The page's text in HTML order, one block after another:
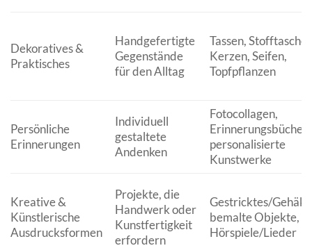
Dekoratives &
Praktisches
Handgefertigte
Gegenstände
für den Alltag
Tassen,
Kerzen, Seifen,
Topfpflanzen
Persönliche
Erinnerungen
Individuell
gestaltete
Andenken
Fotocollagen,
Erinnerungsbücher,
personalisierte
Kunstwerke
Kreative &
Künstlerische
Ausdrucksformen
Projekte, die
Handwerk oder
Kunstfertigkeit
erfordern
Gestricktes/
bemalte Objekte,
Hörspiele/Lieder